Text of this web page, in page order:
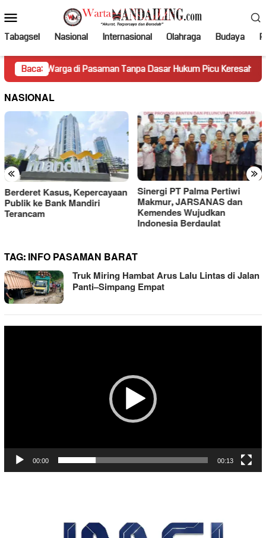
ke
kontenMobile
Tabagsel Nasional Internasional Olahraga Budaya
Baca:di Pasaman Tanpa Dasar Hukum Picu Keresahan
NASIONAL
« »
Sinergi PT Palma Pertiwi
Makmur, JARSANAS dan
Kemendes Wujudkan
Gara-gara Ucapan “Lu Punya
Otak Enggak?”, PWI Kecam
Sikap Merendahkan Hotman
Paris
TAG:INFO PASAMAN BARAT
Truk Miring Hambat Arus Lalu Lintas di Jalan
Panti–Simpang Empat
00:00 00:13